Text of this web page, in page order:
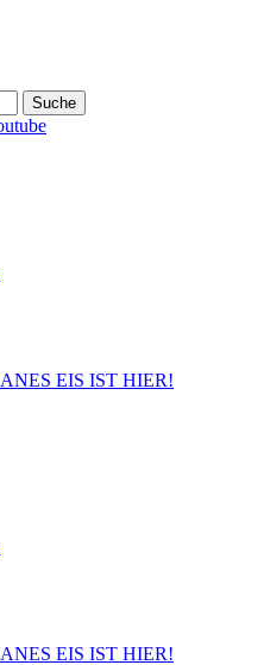
Suche
EIS IST HIER!
EIS IST HIER!